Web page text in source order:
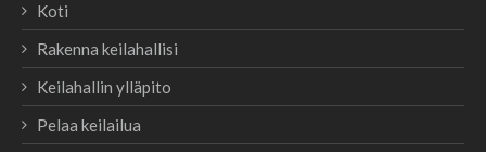
Koti
Rakenna keilahallisi
Keilahallin ylläpito
Pelaa keilailua